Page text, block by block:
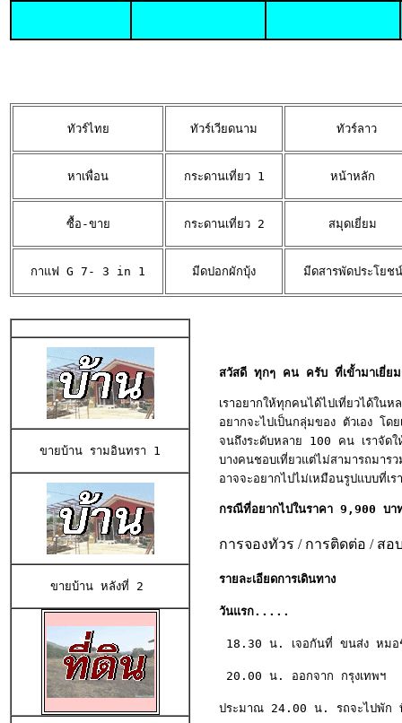
ทัวร์ไทย ทัวร์เวียดนาม ทัวร์ลาว
หาเพื่อน กระดานเที่ยว 1 หน้าหลัก
ซื้อ-ขาย กระดานเที่ยว 2 สมุดเยี่ยม
กาแฟ G 7- 3 in 1 มีดปอกผักบุ้ง มีดสารพัดประโยชน์
ขายบ้าน รามอินทรา 1
ขายบ้าน หลังที่ 2
สวัสดี ทุกๆ คน ครับ ที่เขั้ามาเยี่ยม
เราอยากให้ทุกคนได้ไปเที่ยวได้
อยากจะไปเป็นกลุ่มของ ตัวเอง
จนถึงระดับหลาย 100 คน เราจัด
บางคนชอบเที่ยวแต่ไม่สามารถมา
อาจจะอยากไปไม่เหมือนรูปแบบ
กรณีที่อยากไปในราคา 9,900 บ
การจองทัวร /การติดต่อ / สอบ
รายละเอียดการเดินทาง
วันแรก.....
18.30 น. เจอกันที่ ขนส่ง หม
20.00 น. ออกจาก กรุงเทพฯ
ประมาณ 24.00 น. รถจะไปพัก